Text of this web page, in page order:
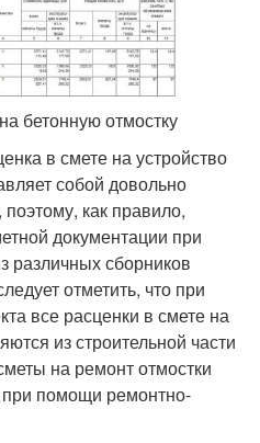
бетонную отмостку
в смете на устройство
собой довольно
как правило,
документации при
различных сборников
отметить, что при
все расценки в смете на
из строительной части
на ремонт отмостки
при помощи ремонтно-